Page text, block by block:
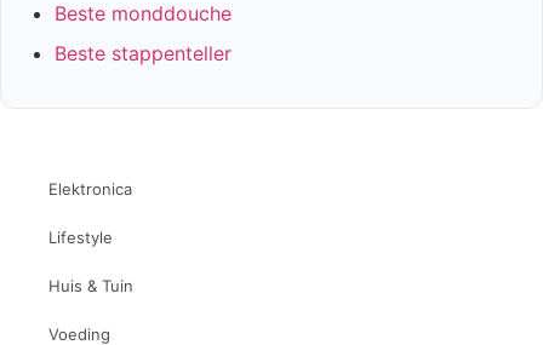
Beste monddouche
Beste stappenteller
Elektronica
Lifestyle
Huis & Tuin
Voeding